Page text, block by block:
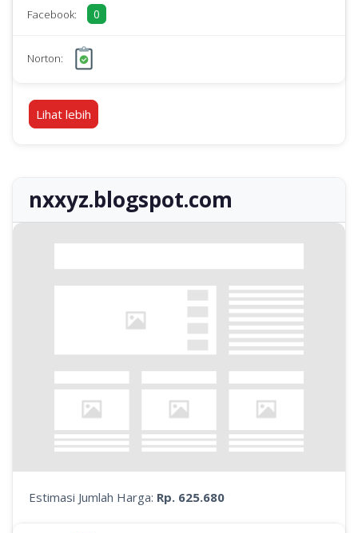
Facebook: 0
Norton:
Lihat lebih
nxxyz.blogspot.com
Estimasi Jumlah Harga: Rp. 625.680